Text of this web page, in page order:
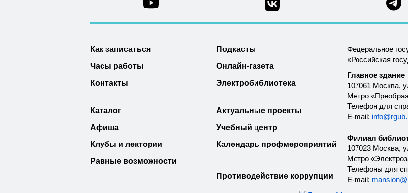
Как записаться
Часы работы
Контакты
Каталог
Афиша
Клубы и лектории
Равные возможности
Подкасты
Онлайн-газета
Электробиблиотека
Актуальные проекты
Учебный центр
Календарь профмероприятий
Противодействие коррупции
Федеральное
«Российская
Главное здание
107061 Москва,
Метро
Телефон для
E-mail:
Филиал
107023 Москва,
Метро
Телефоны для
E-mail: